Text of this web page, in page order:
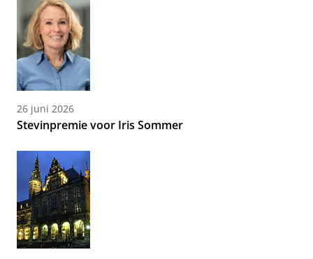
26 juni 2026
Stevinpremie voor Iris Sommer